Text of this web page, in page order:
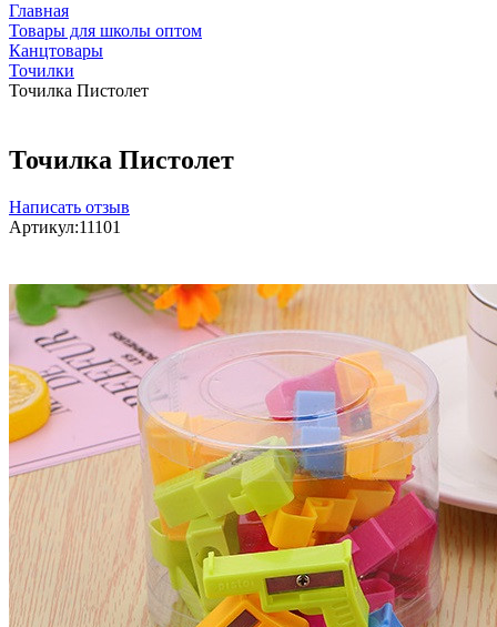
Главная
Товары для школы оптом
Канцтовары
Точилки
Точилка Пистолет
Точилка Пистолет
Написать отзыв
Артикул:11101